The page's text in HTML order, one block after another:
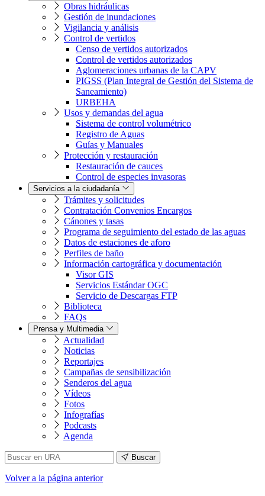
Obras hidráulicas
Gestión de inundaciones
Vigilancia y análisis
Control de vertidos
Censo de vertidos autorizados
Control de vertidos autorizados
Aglomeraciones urbanas de la CAPV
PIGSS (Plan Integral de Gestión del Sistema de
Saneamiento)
URBEHA
Usos y demandas del agua
Sistema de control volumétrico
Registro de Aguas
Guías y Manuales
Protección y restauración
Restauración de cauces
Control de especies invasoras
Servicios a la ciudadanía
Trámites y solicitudes
Contratación Convenios Encargos
Cánones y tasas
Programa de seguimiento del estado de las aguas
Datos de estaciones de aforo
Perfiles de baño
Información cartográfica y documentación
Visor GIS
Servicios Estándar OGC
Servicio de Descargas FTP
Biblioteca
FAQs
Prensa y Multimedia
Actualidad
Noticias
Reportajes
Campañas de sensibilización
Senderos del agua
Vídeos
Fotos
Infografías
Podcasts
Agenda
Buscar
Volvera la página anterior